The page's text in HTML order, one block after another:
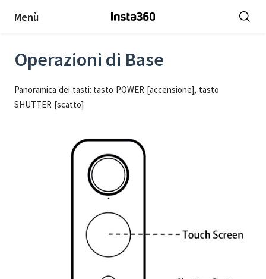
Menù
Operazioni di Base
Panoramica dei tasti: tasto POWER [accensione], tasto
SHUTTER [scatto]